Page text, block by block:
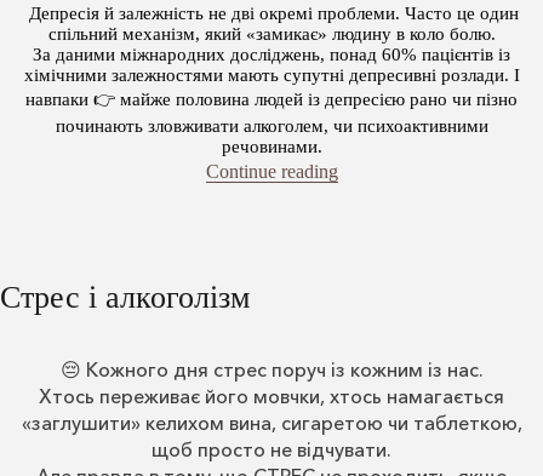
Депресія й залежність не дві окремі проблеми. Часто це один
спільний механізм, який «замикає» людину в коло болю.
За даними міжнародних досліджень, понад 60% пацієнтів із
хімічними залежностями мають супутні депресивні розлади. І
навпаки 👉 майже половина людей із депресією рано чи пізно
починають зловживати алкоголем, чи психоактивними
речовинами.
Continue reading“Коморбідність: два
Стрес і алкоголізм
😔 Кожного дня стрес поруч із кожним із нас.
Хтось переживає його мовчки, хтось намагається
«заглушити» келихом вина, сигаретою чи таблеткою,
щоб просто не відчувати.